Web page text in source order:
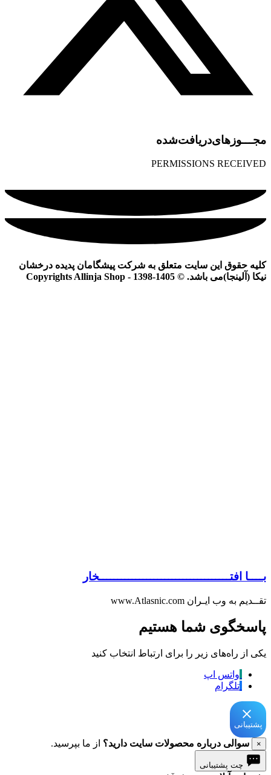
مجـــوز‌های‌دریافت‌شده
PERMISSIONS RECEIVED
کلیه حقوق این سایت متعلق به شرکت پیشگامان پدیده درخشان
نیکا (آلینجا)می باشد. © Copyrights Allinja Shop - 1398-1405
بــــا افتــــــــــــــــــــــــــــــــــــخار
تقــدیم به وب ایـران www.Atlasnic.com
پاسخگوی شما هستیم
یکی از راه‌های زیر را برای ارتباط انتخاب کنید
واتس اپ
تلگرام
پشتیبانی
× سوالی درباره محصولات سایت دارید؟ از ما بپرسید.
چت پشتیبانی